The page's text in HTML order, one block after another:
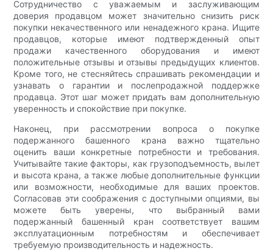
Сотрудничество с уважаемым и заслуживающим
доверия продавцом может значительно снизить риск
покупки некачественного или ненадежного крана. Ищите
продавцов, которые имеют подтвержденный опыт
продажи качественного оборудования и имеют
положительные отзывы и отзывы предыдущих клиентов.
Кроме того, не стесняйтесь спрашивать рекомендации и
узнавать о гарантии и послепродажной поддержке
продавца. Этот шаг может придать вам дополнительную
уверенность и спокойствие при покупке.
Наконец, при рассмотрении вопроса о покупке
подержанного башенного крана важно тщательно
оценить ваши конкретные потребности и требования.
Учитывайте такие факторы, как грузоподъемность, вылет
и высота крана, а также любые дополнительные функции
или возможности, необходимые для ваших проектов.
Согласовав эти соображения с доступными опциями, вы
можете быть уверены, что выбранный вами
подержанный башенный кран соответствует вашим
эксплуатационным потребностям и обеспечивает
требуемую производительность и надежность.